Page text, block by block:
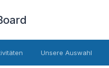
Unsere Auswahl